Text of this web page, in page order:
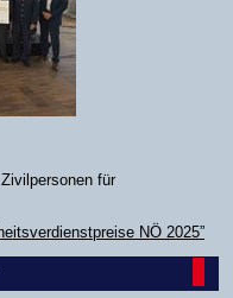
für
NÖ 2025”